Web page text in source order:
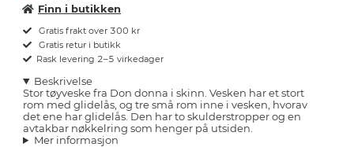
Finn i butikken
Gratis frakt over 300 kr
Gratis retur i butikk
Rask levering 2–5 virkedager
Beskrivelse
Stor tøyveske fra Don donna i skinn. Vesken har et stort
rom med glidelås, og tre små rom inne i vesken, hvorav
det ene har glidelås. Den har to skulderstropper og en
avtakbar nøkkelring som henger på utsiden.
Mer informasjon